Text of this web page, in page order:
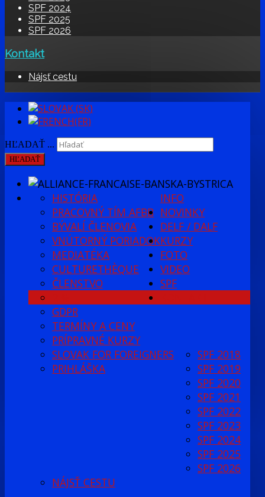
SPF 2024
SPF 2025
SPF 2026
Kontakt
Nájsť cestu
HĽADAŤ ...
HĽADAŤ
INFO
HISTÓRIA
PRACOVNÝ TÍM AFBB
BÝVALÍ ČLENOVIA
VNÚTORNÝ PORIADOK
MEDIATÉKA
CULTURETHÈQUE
ČLENSTVO
GDPR
NOVINKY
DELF / DALF
TERMÍNY A CENY
PRÍPRAVNÉ KURZY
KURZY
SLOVAK FOR FOREIGNERS
PRIHLÁŠKA
FOTO
VIDEO
SPF
SPF 2018
SPF 2019
SPF 2020
SPF 2021
SPF 2022
SPF 2023
SPF 2024
SPF 2025
SPF 2026
NÁJSŤ CESTU